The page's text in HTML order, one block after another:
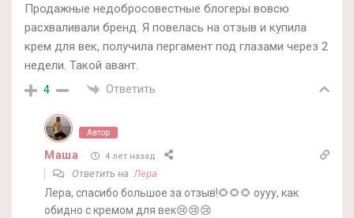
Продажные недобросовестные блогеры вовсю
расхваливали бренд. Я повелась на отзыв и купила
крем для век, получила пергамент под глазами через 2
недели. Такой авант.
4 Ответить
Автор
Маша 4 лет назад
Ответить наЛера
Лера, спасибо большое за отзыв!🌻🌻🌻 оууу, как
обидно с кремом для век😢😢😢